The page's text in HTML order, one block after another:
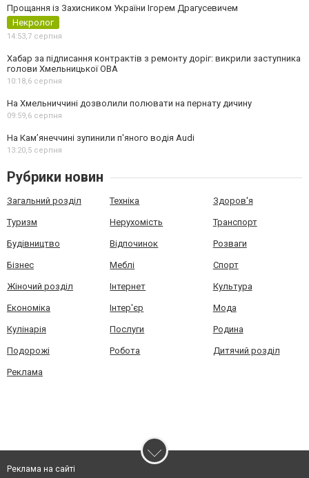
Прощання із Захисником України Ігорем Драгусевичем
Некролог
14:53,7 серпня
Хабар за підписання контрактів з ремонту доріг: викрили заступника
голови Хмельницької ОВА
10:18,6 серпня
На Хмельниччині дозволили полювати на пернату дичину
09:59,6 серпня
На Камʼянеччині зупинили п'яного водія Audi
13:20,5 серпня
Рубрики новин
Загальний розділ Техніка Здоров'я
Туризм Нерухомість Транспорт
Будівництво Відпочинок Розваги
Бізнес Меблі Спорт
Жіночий розділ Інтернет Культура
Економіка Інтер'єр Мода
Кулінарія Послуги Родина
Подорожі Робота Дитячий розділ
Реклама
Реклама на сайті